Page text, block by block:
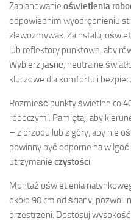
Zaplanowanie oświetlenia
odpowiednim wyodrębnieniu
zlewozmywak. Zainstaluj
lub reflektory punktowe, aby
Wybierz jasne , neutralne
kluczowe dla komfortu i
Rozmieść punkty świetlne co
roboczymi. Pamiętaj, aby
– z przodu lub z góry, aby nie
powinny być odporne na wilgoć
utrzymanie czystości
Montaż oświetlenia
około 90 cm od ściany,
przestrzeni. Dostosuj